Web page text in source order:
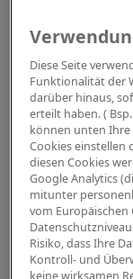
Diese Seite
Funktionalität der
darüber hinaus,
erteilt haben. (
können unten
Cookies einstellen
diesen Cookies
Google Analytics
mitunter
vom Europäischen
Risiko, dass Ihre
Kontroll- und
keine wirksamen